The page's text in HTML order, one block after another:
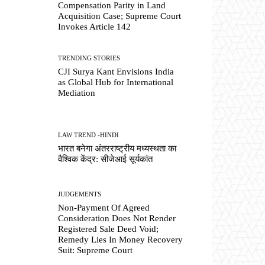
Compensation Parity in Land
Acquisition Case; Supreme Court
Invokes Article 142
TRENDING STORIES
CJI Surya Kant Envisions India
as Global Hub for International
Mediation
LAW TREND -HINDI
भारत बनेगा अंतरराष्ट्रीय मध्यस्थता का
वैश्विक केंद्र: सीजेआई सूर्यकांत
JUDGEMENTS
Non-Payment Of Agreed
Consideration Does Not Render
Registered Sale Deed Void;
Remedy Lies In Money Recovery
Suit: Supreme Court